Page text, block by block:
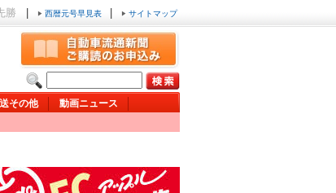
勝 西暦元号早見表 サイトマップ
その他
動画ニュース